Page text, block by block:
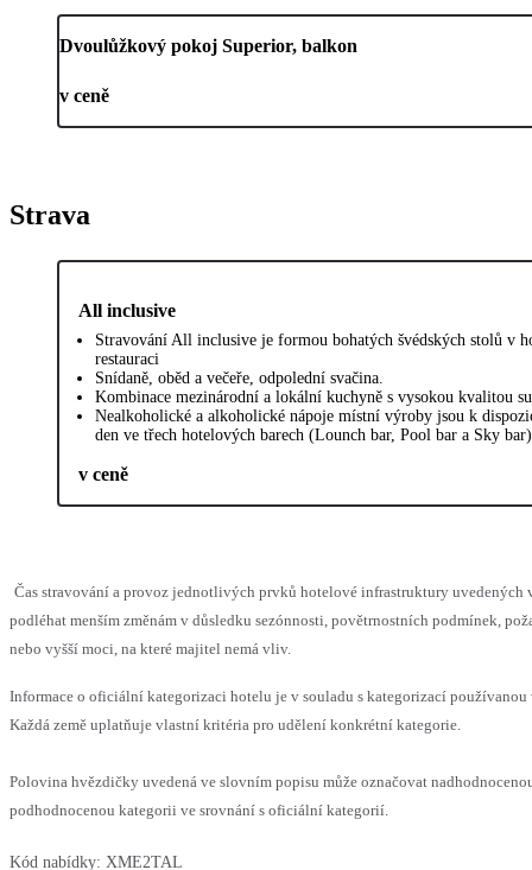
Dvoulůžkový pokoj Superior, balkon
v ceně
Strava
All inclusive
Stravování All inclusive je formou bohatých švédských stolů v
restauraci
Snídaně, oběd a večeře, odpolední svačina.
Kombinace mezinárodní a lokální kuchyně s vysokou kvalitou
Nealkoholické a alkoholické nápoje místní výroby jsou k
den ve třech hotelových barech (Lounch bar, Pool bar a Sky bar)
v ceně
Čas stravování a provoz jednotlivých prvků hotelové infrastruktury uvedených
podléhat menším změnám v důsledku sezónnosti, povětrnostních podmínek,
nebo vyšší moci, na které majitel nemá vliv.
Informace o oficiální kategorizaci hotelu je v souladu s kategorizací používanou
Každá země uplatňuje vlastní kritéria pro udělení konkrétní kategorie.
Polovina hvězdičky uvedená ve slovním popisu může označovat
podhodnocenou kategorii ve srovnání s oficiální kategorií.
Kód nabídky: XME2TAL